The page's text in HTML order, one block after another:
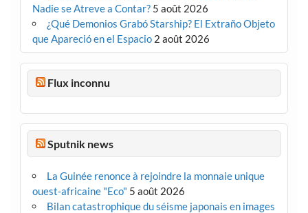
Nadie se Atreve a Contar? 5 août 2026
¿Qué Demonios Grabó Starship? El Extraño Objeto
que Apareció en el Espacio 2 août 2026
Flux inconnu
Sputnik news
La Guinée renonce à rejoindre la monnaie unique
ouest-africaine "Eco" 5 août 2026
Bilan catastrophique du séisme japonais en images